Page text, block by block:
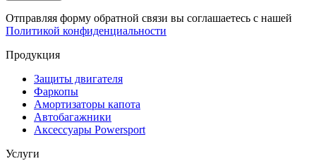
Отправляя форму обратной связи вы соглашаетесь с нашей
Политикой конфиденциальности
Продукция
Защиты двигателя
Фаркопы
Амортизаторы капота
Автобагажники
Аксессуары Powersport
Услуги